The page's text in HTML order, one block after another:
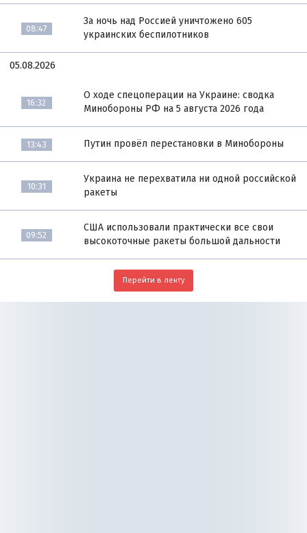
08:47
За ночь над Россией уничтожено 605
украинских беспилотников
05.08.2026
16:32
О ходе спецоперации на Украине: сводка
Минобороны РФ на 5 августа 2026 года
13:43 Путин провёл перестановки в Минобороны
10:31
Украина не перехватила ни одной российской
ракеты
09:52
США использовали практически все свои
высокоточные ракеты большой дальности
Перейти в ленту